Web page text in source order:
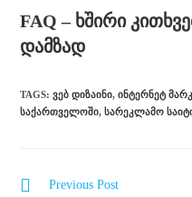
FAQ – ხშირი
დამზად
TAGS:ᲕᲔᲑ ᲓᲘᲖᲐᲘᲜᲘ, ᲘᲜᲢᲔᲠᲜᲔᲢ
ᲡᲐᲥᲐᲠᲗᲕᲔᲚᲝᲨᲘ, ᲡᲐᲠᲔᲙᲚᲐᲛᲝ
Previous Post